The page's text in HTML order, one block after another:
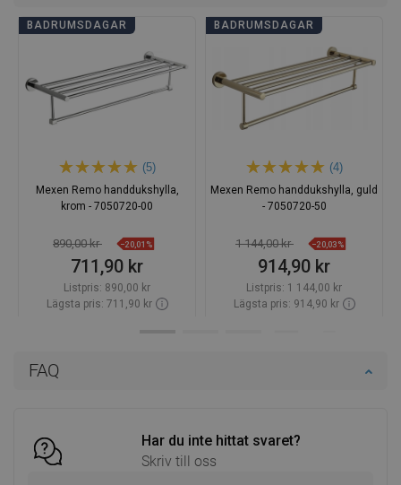
FAQ
Har du inte hittat svaret?
Skriv till oss
BADRUMSDAGAR
(5)
Mexen Remo handdukshylla,
krom - 7050720-00
890,00 kr −20,01%
711,90 kr
Listpris: 890,00 kr
Lägsta pris: 711,90 kr
BADRUMSDAGAR
(4)
Mexen Remo handdukshylla, guld
- 7050720-50
1 144,00 kr −20,03%
914,90 kr
Listpris: 1 144,00 kr
Lägsta pris: 914,90 kr